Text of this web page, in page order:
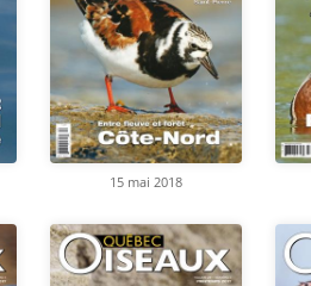
15 mai 2018